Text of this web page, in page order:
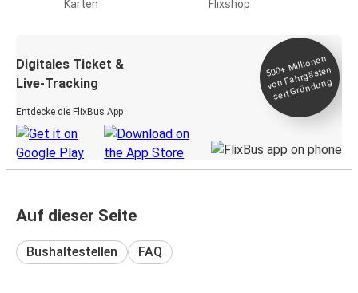
Karten
Flixshop
Digitales Ticket &
Live-Tracking
Entdecke die FlixBus App
500+
Millionen
von Fahrgästen
seit
Gründung
Auf dieser Seite
Bushaltestellen FAQ